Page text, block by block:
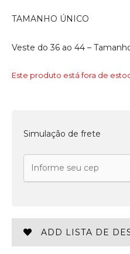
TAMANHO ÚNICO
Veste do 36 ao 44 –
Este produto está fora de
Simulação de frete
ADD LISTA DE